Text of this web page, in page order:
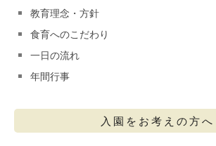
教育理念・方針
食育へのこだわり
一日の流れ
年間行事
入園をお考えの方へ